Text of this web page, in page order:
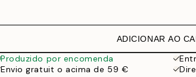
ADICIONAR AO
Produzido por encomenda
Envio gratuit o acima de 59 €